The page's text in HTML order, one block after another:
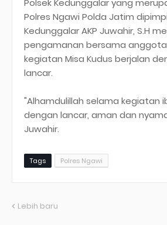
Polres Ngawi Polda Jatim
Kedunggalar AKP Juwahir, S.H
pengamanan bersama
kegiatan Misa Kudus berjalan
lancar.
"Alhamdulillah selama kegiatan
dengan lancar, aman dan
Juwahir.
Tags Polres Ngawi
Lebih baru